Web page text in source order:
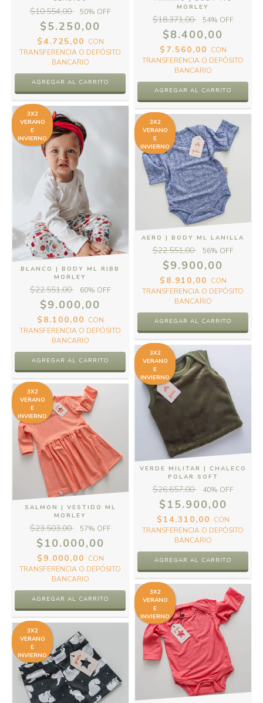
$10.554,00 50% OFF
$5.250,00
$4.725,00 CON
TRANSFERENCIA O DEPÓSITO
BANCARIO
AGREGAR AL CARRITO
MORLEY
$18.371,00 54% OFF
$8.400,00
$7.560,00 CON
TRANSFERENCIA O DEPÓSITO
BANCARIO
AGREGAR AL CARRITO
3X2
VERANO
E
INVIERNO
BLANCO | BODY ML RIBB
MORLEY
$22.551,00 60% OFF
$9.000,00
$8.100,00 CON
TRANSFERENCIA O DEPÓSITO
BANCARIO
AGREGAR AL CARRITO
3X2
VERANO
E
INVIERNO
AERO | BODY ML LANILLA
$22.551,00 56% OFF
$9.900,00
$8.910,00 CON
TRANSFERENCIA O DEPÓSITO
BANCARIO
AGREGAR AL CARRITO
3X2
VERANO
E
INVIERNO
SALMON | VESTIDO ML
MORLEY
$23.503,00 57% OFF
$10.000,00
$9.000,00 CON
TRANSFERENCIA O DEPÓSITO
BANCARIO
AGREGAR AL CARRITO
3X2
VERANO
E
INVIERNO
VERDE MILITAR | CHALECO
POLAR SOFT
$26.657,00 40% OFF
$15.900,00
$14.310,00 CON
TRANSFERENCIA O DEPÓSITO
BANCARIO
AGREGAR AL CARRITO
3X2
VERANO
E
INVIERNO
3X2
VERANO
E
INVIERNO